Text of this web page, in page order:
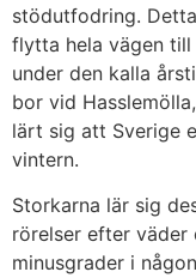
stödutfodring.
flytta hela vägen till
under den kalla
bor vid
lärt sig att Sverige
vintern.
Storkarna lär sig
rörelser efter väder
minusgrader i